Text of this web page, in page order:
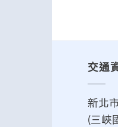
交通
新北
(三峽